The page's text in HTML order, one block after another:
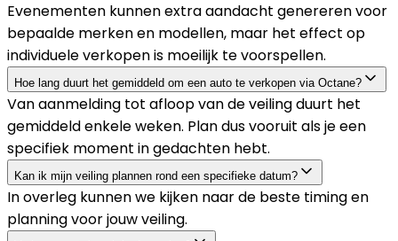
Evenementen kunnen extra aandacht genereren voor
bepaalde merken en modellen, maar het effect op
individuele verkopen is moeilijk te voorspellen.
Hoe lang duurt het gemiddeld om een auto te verkopen via Octane?
Van aanmelding tot afloop van de veiling duurt het
gemiddeld enkele weken. Plan dus vooruit als je een
specifiek moment in gedachten hebt.
Kan ik mijn veiling plannen rond een specifieke datum?
In overleg kunnen we kijken naar de beste timing en
planning voor jouw veiling.